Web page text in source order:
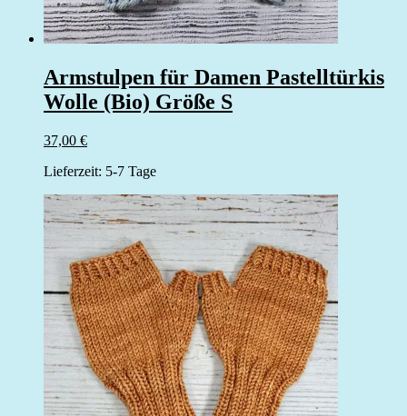
Armstulpen für Damen Pastelltürkis
Wolle (Bio) Größe S
37,00 €
Lieferzeit: 5-7 Tage